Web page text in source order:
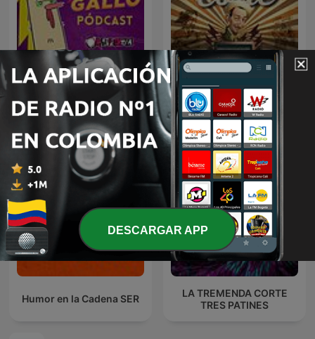
El Gallo Pódcast La Tremenda Corte
Humor en la Cadena SER
LA TREMENDA CORTE
TRES PATINES
DESCARGAR APP